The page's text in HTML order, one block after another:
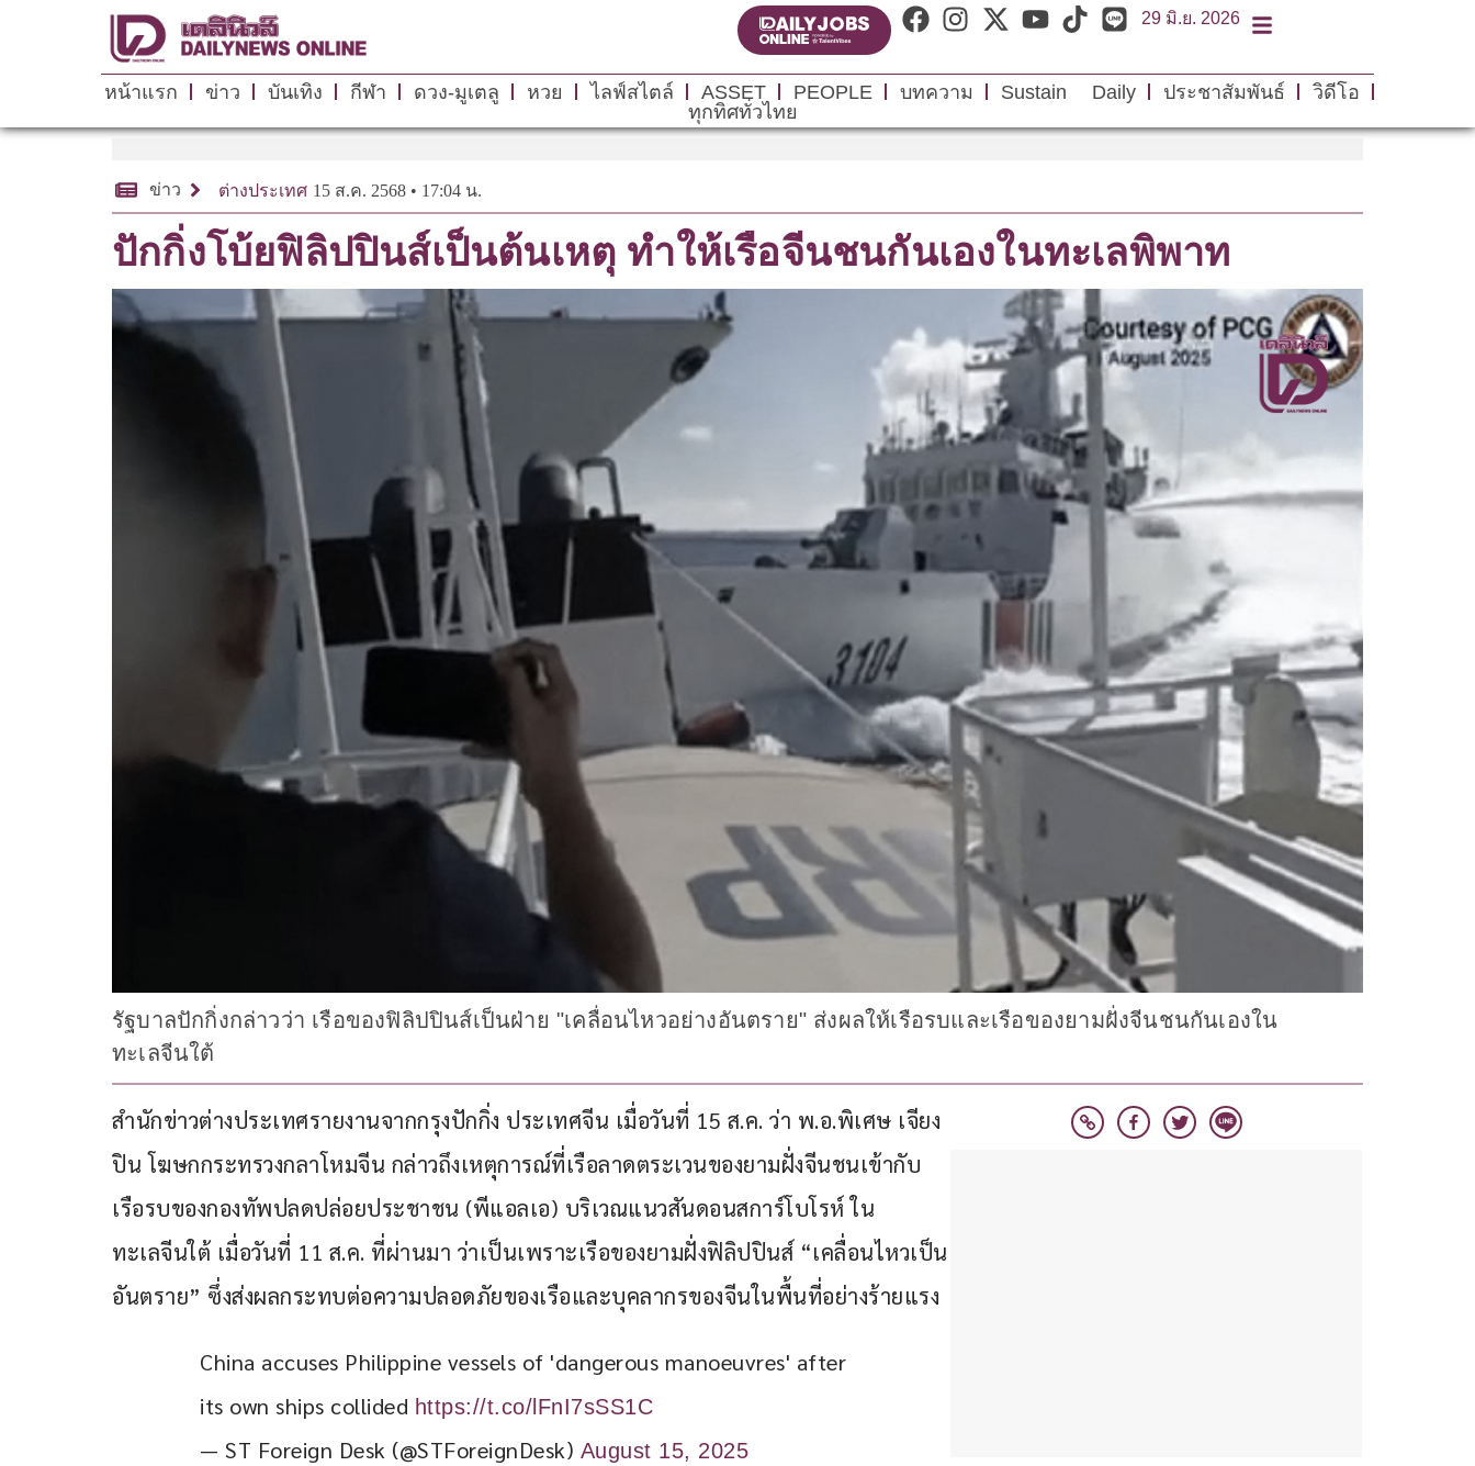
29 มิ.ย. 2026
หน้าแรก ข่าว บันเทิง กีฬา ดวง-มูเตลู หวย ไลฟ์สไตล์ ASSET PEOPLE บทความ Sustain Daily ประชาสัมพันธ์
วิดีโอ
ทุกทิศทั่วไทย
ข่าว ต่างประเทศ 15 ส.ค. 2568 • 17:04 น.
ปักกิ่งโบ้ยฟิลิปปินส์เป็นต้นเหตุ ทำให้เรือจีนชนกันเองในทะเลพิพาท
รัฐบาลปักกิ่งกล่าวว่า เรือของฟิลิปปินส์เป็นฝ่าย "เคลื่อนไหวอย่างอันตราย" ส่งผลให้เรือรบและเรือของยามฝั่งจีนชนกันเองใน
ทะเลจีนใต้
สำนักข่าวต่างประเทศรายงานจากกรุงปักกิ่ง ประเทศจีน เมื่อวันที่ 15 ส.ค. ว่า พ.อ.พิเศษ เจียง
ปิน โฆษกกระทรวงกลาโหมจีน กล่าวถึงเหตุการณ์ที่เรือลาดตระเวนของยามฝั่งจีนชนเข้ากับ
เรือรบของกองทัพปลดปล่อยประชาชน (พีแอลเอ) บริเวณแนวสันดอนสการ์โบโรห์ ใน
ทะเลจีนใต้ เมื่อวันที่ 11 ส.ค. ที่ผ่านมา ว่าเป็นเพราะเรือของยามฝั่งฟิลิปปินส์ “เคลื่อนไหวเป็น
อันตราย” ซึ่งส่งผลกระทบต่อความปลอดภัยของเรือและบุคลากรของจีนในพื้นที่อย่างร้ายแรง
China accuses Philippine vessels of 'dangerous manoeuvres' after
its own ships collided https://t.co/lFnI7sSS1C
— ST Foreign Desk (@STForeignDesk) August 15, 2025